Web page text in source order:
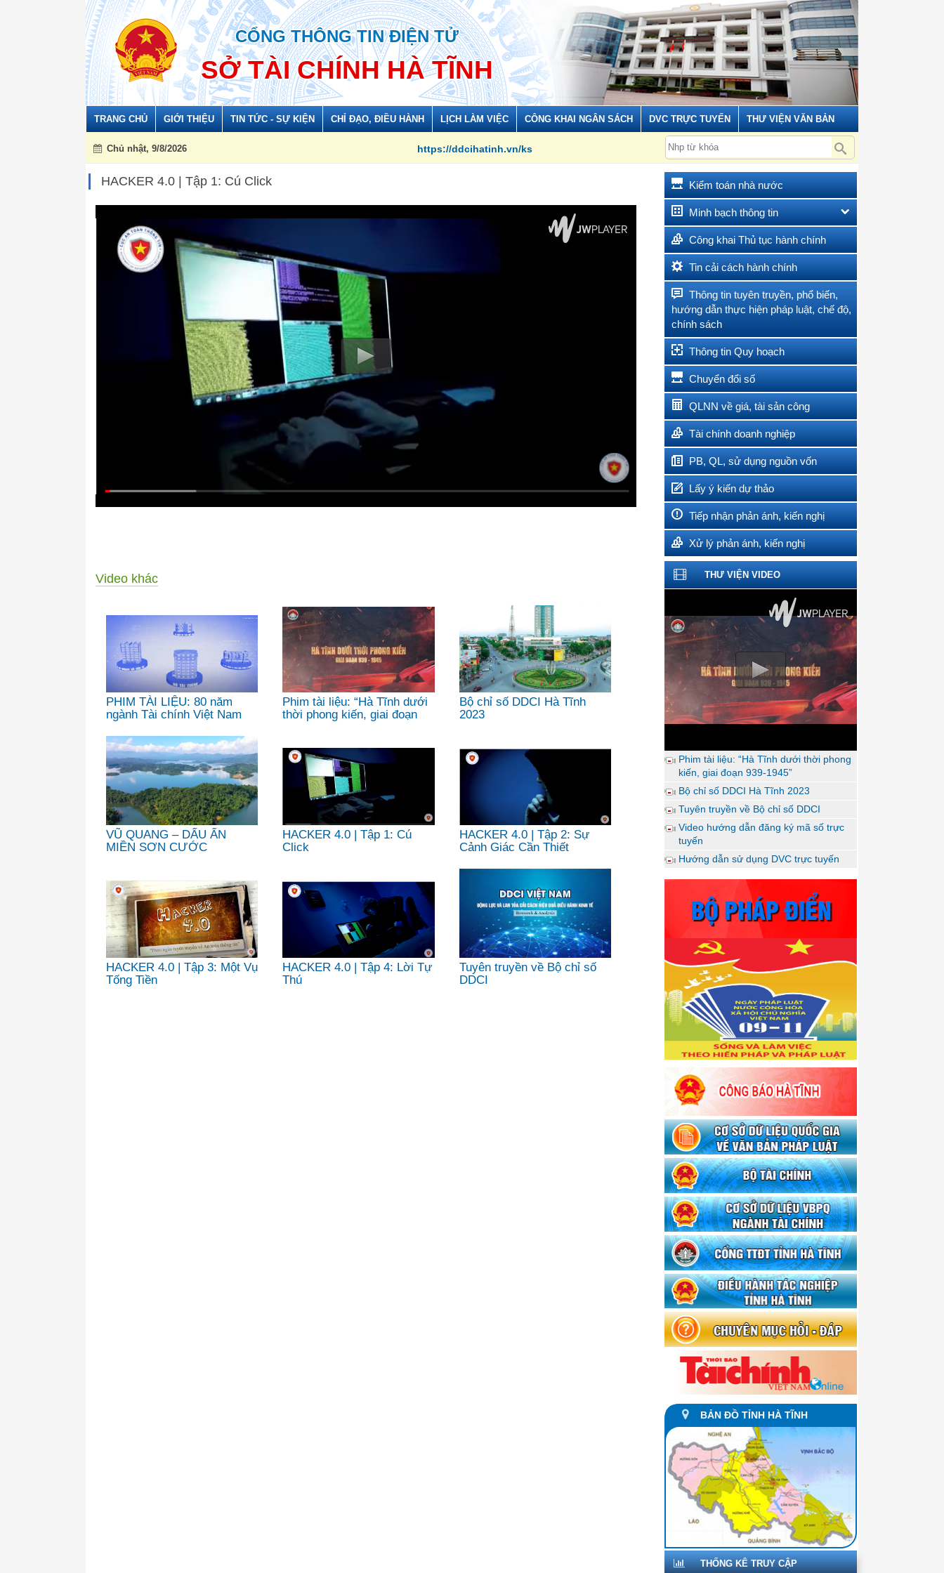
CỔNG THÔNG TIN ĐIỆN TỬ
SỞ TÀI CHÍNH HÀ TĨNH
TRANG CHỦ GIỚI THIỆU TIN TỨC - SỰ KIỆN CHỈ ĐẠO, ĐIỀU HÀNH LỊCH LÀM VIỆC CÔNG KHAI NGÂN SÁCH DVC TRỰC TUYẾN THƯ VIỆN VĂN BẢN
Chủ nhật, 9/8/2026 https://ddcihatinh.vn/ks
HACKER 4.0 | Tập 1: Cú Click
Video khác
PHIM TÀI LIỆU: 80 năm
ngành Tài chính Việt Nam
Phim tài liệu: “Hà Tĩnh dưới
thời phong kiến, giai đoạn
Bộ chỉ số DDCI Hà Tĩnh
2023
VŨ QUANG – DẤU ẤN
MIỀN SƠN CƯỚC
HACKER 4.0 | Tập 1: Cú
Click
HACKER 4.0 | Tập 2: Sự
Cảnh Giác Cần Thiết
HACKER 4.0 | Tập 3: Một Vụ
Tống Tiền
HACKER 4.0 | Tập 4: Lời Tự
Thú
Tuyên truyền về Bộ chỉ số
DDCI
Kiểm toán nhà nước
Minh bạch thông tin
Công khai Thủ tục hành chính
Tin cải cách hành chính
Thông tin tuyên truyền, phổ biến,
hướng dẫn thực hiện pháp luật, chế độ,
chính sách
Thông tin Quy hoạch
Chuyển đổi số
QLNN về giá, tài sản công
Tài chính doanh nghiệp
PB, QL, sử dụng nguồn vốn
Lấy ý kiến dự thảo
Tiếp nhận phản ánh, kiến nghị
Xử lý phản ánh, kiến nghị
THƯ VIỆN VIDEO
Phim tài liệu: “Hà Tĩnh dưới thời phong
kiến, giai đoạn 939-1945”
Bộ chỉ số DDCI Hà Tĩnh 2023
Tuyên truyền về Bộ chỉ số DDCI
Video hướng dẫn đăng ký mã số trực
tuyến
Hướng dẫn sử dụng DVC trực tuyến
BẢN ĐỒ TỈNH HÀ TĨNH
THỐNG KÊ TRUY CẬP
Đã kết nối EMC